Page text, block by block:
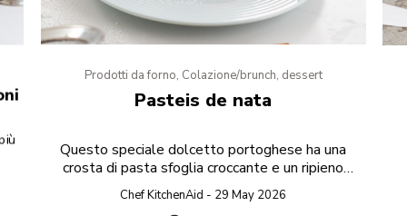
Prodotti da forno, Colazione/brunch, dessert
Pasteis de nata
Questo speciale dolcetto portoghese ha una
crosta di pasta sfoglia croccante e un ripieno
dolce alla crema.
Chef KitchenAid - 29 May 2026